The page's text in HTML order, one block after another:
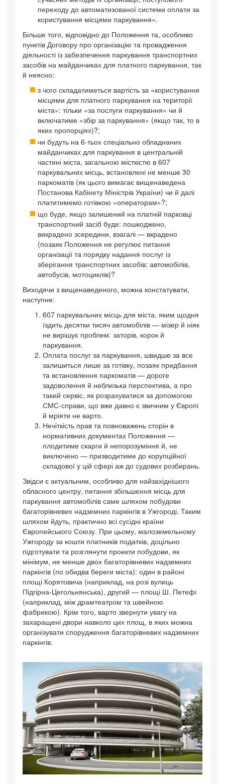
переходу до автоматизованої системи оплати за
користування місцями паркування».
Більше того, відповідно до Положення та, особливо
пунктів Договору про організацію та провадження
діяльності із забезпечення паркування транспортних
засобів на майданчиках для платного паркування, так
й неясно:
з чого складатиметься вартість за «користування
місцями для платного паркування на території
міста»: тільки «за послуги паркування» чи й
включатиме «збір за паркування» (якщо так, то в
яких пропорціях)?;
чи будуть на 6-тьох спеціально обладнаних
майданчиках для паркування в центральній
частині міста, загальною місткістю в 607
паркувальних місць, встановлені не менше 30
паркоматів (як цього вимагає вищенаведена
Постанова Кабінету Міністрів України) чи й далі
платитимемо готівкою «операторам»?;
що буде, якщо залишений на платній парковці
транспортний засіб буде: пошкоджено,
викрадено зсередини, взагалі — вкрадено
(позаяк Положення не регулює питання
організації та порядку надання послуг із
зберігання транспортних засобів: автомобілів,
автобусів, мотоциклів)?
Виходячи з вищенаведеного, можна констатувати,
наступне:
607 паркувальних місць для міста, яким щодня
їздить десятки тисяч автомобілів — мізер й ніяк
не вирішує проблем: заторів, корок й
паркування.
Оплата послуг за паркування, швидше за все
залишиться лише за готівку, позаяк придбання
та встановлення паркоматів — дороге
задоволення й неблизька перспектива, а про
такий сервіс, як розрахуватися за допомогою
СМС-справи, що вже давно є звичним у Європі
й мріяти не варто.
Нечіткість прав та повноважень сторін в
нормативних документах Положення —
плодитиме скарги й непорозуміння й, не
виключено — призводитиме до корупційної
складової у цій сфері аж до судових розбирань.
Звідси є актуальним, особливо для найзахіднішого
обласного центру, питання збільшення місць для
паркування автомобілів саме шляхом побудови
багаторівневих надземних паркінгів в Ужгороді. Таким
шляхом йдуть, практично всі сусідні країни
Європейського Союзу. При цьому, малоземельному
Ужгороду за кошти платників податків, доцільно
підготувати та розглянути проекти побудови, як
мінімум, не менше двох багаторівневих надземних
паркінгів (по обидва береги міста): один в районі
площі Корятовича (наприклад, на розі вулиць
Підгірна-Цегольнянська), другий — площі Ш. Петефі
(наприклад, між драмтеатром та швейною
фабрикою). Крім того, варто звернути увагу на
захаращені двори навколо цих площ, в яких можна
організувати спорудження багаторівневих надземних
паркінгів.